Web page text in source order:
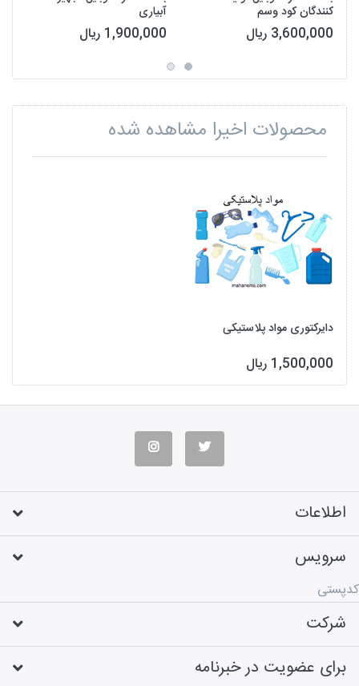
کنندگان کود وسم
3,600,000 ریال
آبیاری
1,900,000 ریال
محصولات اخیرا مشاهده شده
دایرکتوری مواد پلاستیکی
1,500,000 ریال
اطلاعات
سرویس
کدپستی
شرکت
برای عضویت در خبرنامه